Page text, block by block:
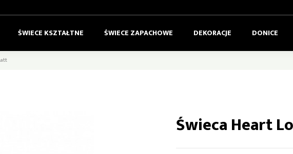
ŚWIECE KSZTAŁTNE ŚWIECE ZAPACHOWE DEKORACJE DONICE
Świeca Heart